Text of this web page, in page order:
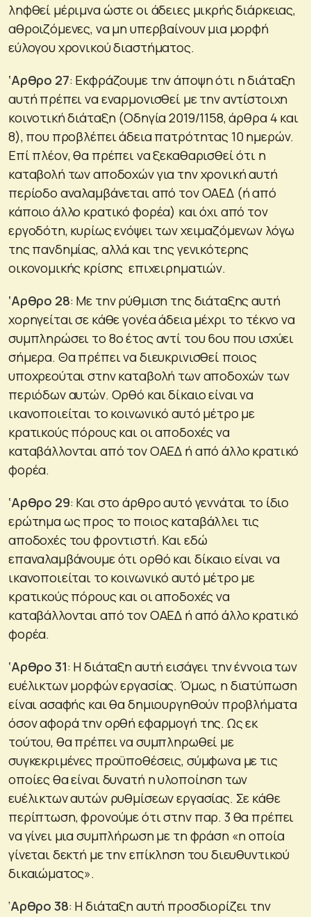
ληφθεί μέριμνα ώστε οι άδειες μικρής διάρκειας,
αθροιζόμενες, να μη υπερβαίνουν μια μορφή
εύλογου χρονικού διαστήματος.
‘Αρθρο 27: Εκφράζουμε την άποψη ότι η διάταξη
αυτή πρέπει να εναρμονισθεί με την αντίστοιχη
κοινοτική διάταξη (Οδηγία 2019/1158, άρθρα 4 και
8), που προβλέπει άδεια πατρότητας 10 ημερών.
Επί πλέον, θα πρέπει να ξεκαθαρισθεί ότι η
καταβολή των αποδοχών για την χρονική αυτή
περίοδο αναλαμβάνεται από τον ΟΑΕΔ (ή από
κάποιο άλλο κρατικό φορέα) και όχι από τον
εργοδότη, κυρίως ενόψει των χειμαζόμενων λόγω
της πανδημίας, αλλά και της γενικότερης
οικονομικής κρίσης επιχειρηματιών.
‘Αρθρο 28: Με την ρύθμιση της διάταξης αυτή
χορηγείται σε κάθε γονέα άδεια μέχρι το τέκνο να
συμπληρώσει το 8ο έτος αντί του 6ου που ισχύει
σήμερα. Θα πρέπει να διευκρινισθεί ποιος
υποχρεούται στην καταβολή των αποδοχών των
περιόδων αυτών. Ορθό και δίκαιο είναι να
ικανοποιείται το κοινωνικό αυτό μέτρο με
κρατικούς πόρους και οι αποδοχές να
καταβάλλονται από τον ΟΑΕΔ ή από άλλο κρατικό
φορέα.
‘Αρθρο 29: Και στο άρθρο αυτό γεννάται το ίδιο
ερώτημα ως προς το ποιος καταβάλλει τις
αποδοχές του φροντιστή. Και εδώ
επαναλαμβάνουμε ότι ορθό και δίκαιο είναι να
ικανοποιείται το κοινωνικό αυτό μέτρο με
κρατικούς πόρους και οι αποδοχές να
καταβάλλονται από τον ΟΑΕΔ ή από άλλο κρατικό
φορέα.
‘Αρθρο 31: Η διάταξη αυτή εισάγει την έννοια των
ευέλικτων μορφών εργασίας. Όμως, η διατύπωση
είναι ασαφής και θα δημιουργηθούν προβλήματα
όσον αφορά την ορθή εφαρμογή της. Ως εκ
τούτου, θα πρέπει να συμπληρωθεί με
συγκεκριμένες προϋποθέσεις, σύμφωνα με τις
οποίες θα είναι δυνατή η υλοποίηση των
ευέλικτων αυτών ρυθμίσεων εργασίας. Σε κάθε
περίπτωση, φρονούμε ότι στην παρ. 3 θα πρέπει
να γίνει μια συμπλήρωση με τη φράση «η οποία
γίνεται δεκτή με την επίκληση του διευθυντικού
δικαιώματος».
‘Αρθρο 38: Η διάταξη αυτή προσδιορίζει την